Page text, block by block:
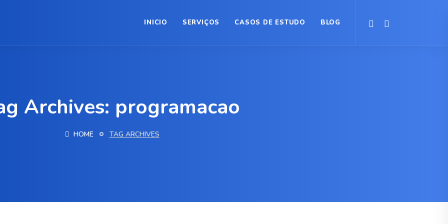
INICIO SERVIÇOS CASOS DE ESTUDO BLOG
Archives: programacao
HOME TAG ARCHIVES